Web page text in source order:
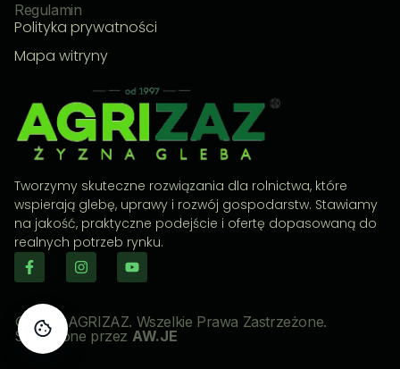
Tworzymy skuteczne rozwiązania dla rolnictwa, które
wspierają glebę, uprawy i rozwój gospodarstw. Stawiamy
na jakość, praktyczne podejście i ofertę dopasowaną do
realnych potrzeb rynku.
Regulamin
Polityka prywatności
Mapa witryny
© 2026 AGRIZAZ. Wszelkie Prawa Zastrzeżone.
Stworzone przez AW.JE